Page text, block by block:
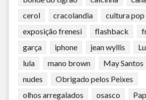
cerol
cracolandia cultura pop
exposição frenesi
flashback
garça
iphone jean wyllis
lula
mano brown May Santos
nudes
Obrigado pelos Peixes
olhos arregalados
osasco